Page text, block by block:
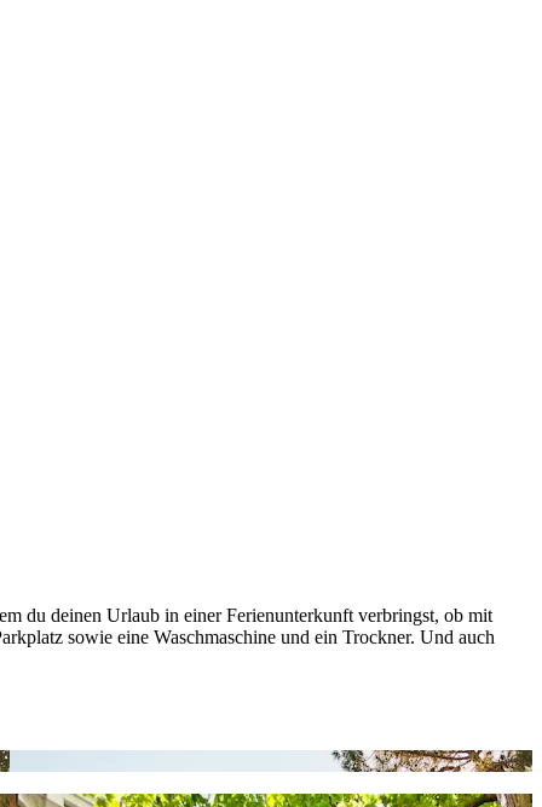
du deinen Urlaub in einer Ferienunterkunft verbringst, ob mit
sowie eine Waschmaschine und ein Trockner. Und auch